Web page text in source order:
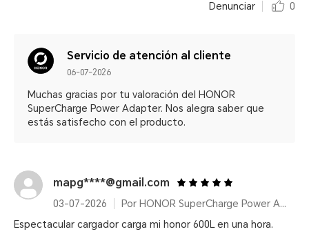
Denunciar 0
Servicio de atención al cliente
06-07-2026
Muchas gracias por tu valoración del HONOR
SuperCharge Power Adapter. Nos alegra saber que
estás satisfecho con el producto.
mapg****@gmail.com
03-07-2026
Por HONOR SuperCharge Power Adapter (Max 66W) White
Espectacular cargador carga mi honor 600L en una hora.